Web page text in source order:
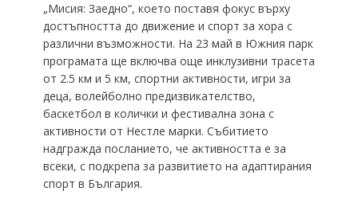
„Мисия: Заедно“, което поставя фокус върху
достъпността до движение и спорт за хора с
различни възможности. На 23 май в Южния парк
програмата ще включва още инклузивни трасета
от 2.5 км и 5 км, спортни активности, игри за
деца, волейболно предизвикателство,
баскетбол в колички и фестивална зона с
активности от Нестле марки. Събитието
надгражда посланието, че активността е за
всеки, с подкрепа за развитието на адаптирания
спорт в България.